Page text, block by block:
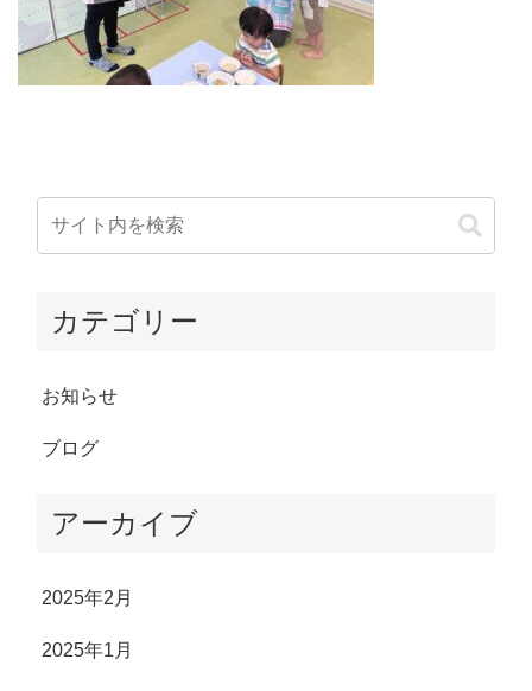
カテゴリー
お知らせ
ブログ
アーカイブ
2025年2月
2025年1月